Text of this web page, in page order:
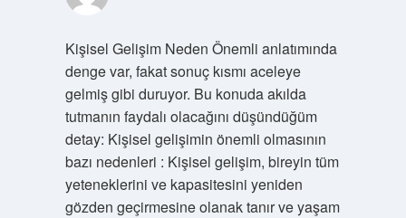
Kişisel Gelişim Neden Önemli anlatımında
denge var, fakat sonuç kısmı aceleye
gelmiş gibi duruyor. Bu konuda akılda
tutmanın faydalı olacağını düşündüğüm
detay: Kişisel gelişimin önemli olmasının
bazı nedenleri : Kişisel gelişim, bireyin tüm
yeteneklerini ve kapasitesini yeniden
gözden geçirmesine olanak tanır ve yaşam